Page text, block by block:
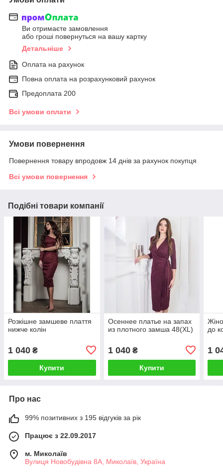
Ви отримаєте замовлення
або гроші повернуться на вашу картку
Детальніше
Оплата на рахунок
Повна оплата на розрахунковий рахунок
Предоплата 200
Всі умови оплати
Умови повернення
Повернення товару впродовж 14 днів за рахунок покупця
Всі умови повернення
Подібні товари компанії
Розкішне замшеве плаття
нижче колін
1 040 ₴
Купити
Осеннее платье на запах
из плотного замша 48(XL)
1 040₴
Купити
до
1
Про нас
99% позитивних з 195 відгуків за рік
Працює з 22.09.2017
м. Миколаїв
Вулиця Новобудівна 8А, Миколаїв, Україна